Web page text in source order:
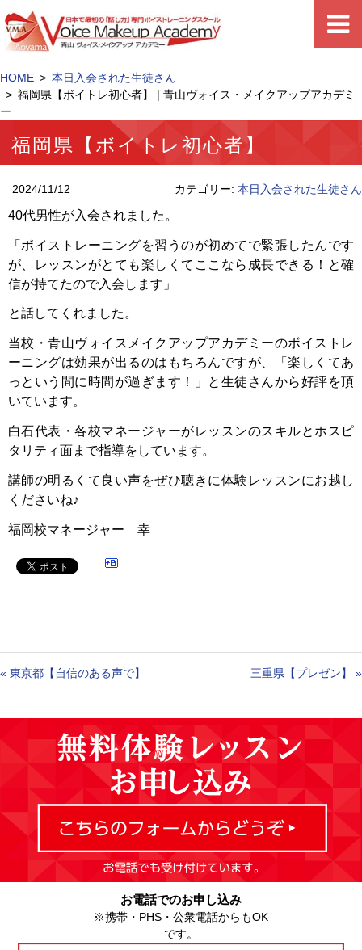
HOME
本日入会された生徒さん
福岡県【ボイトレ初心者】 | 青山ヴォイス・メイクアップアカデミ
ー
福岡県【ボイトレ初心者】
2024/11/12 カテゴリー: 本日入会された生徒さん
40代男性が入会されました。
「ボイストレーニングを習うのが初めてで緊張したんです
が、レッスンがとても楽しくてここなら成長できる！と確
信が持てたので入会します」
と話してくれました。
当校・青山ヴォイスメイクアップアカデミーのボイストレ
ーニングは効果が出るのはもちろんですが、「楽しくてあ
っという間に時間が過ぎます！」と生徒さんから好評を頂
いています。
白石代表・各校マネージャーがレッスンのスキルとホスピ
タリティ面まで指導をしています。
講師の明るくて良い声をぜひ聴きに体験レッスンにお越し
くださいね♪
福岡校マネージャー 幸
« 東京都【自信のある声で】 三重県【プレゼン】 »
お電話でのお申し込み
※携帯・PHS・公衆電話からもOK
です。